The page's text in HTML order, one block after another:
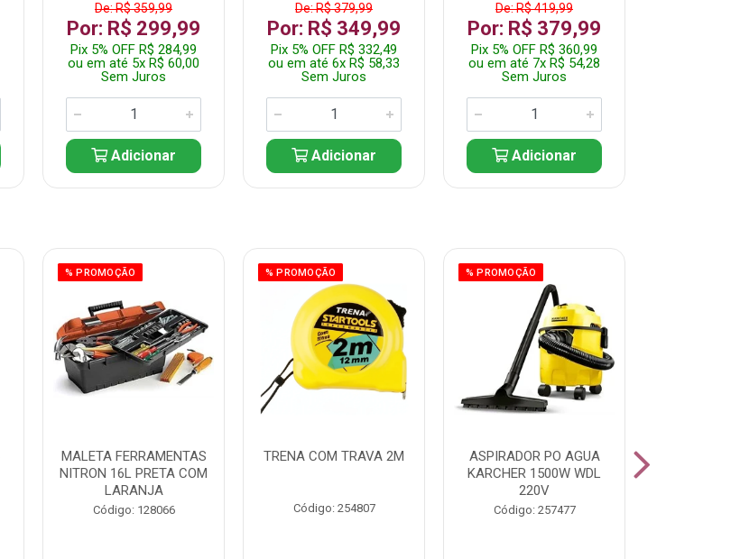
De: R$ 359,99
Por: R$ 299,99
Pix 5% OFF R$ 284,99
ou em até 5x R$ 60,00
Sem Juros
Adicionar
De: R$ 379,99
Por: R$ 349,99
Pix 5% OFF R$ 332,49
ou em até 6x R$ 58,33
Sem Juros
Adicionar
De: R$ 419,99
Por: R$ 379,99
Pix 5% OFF R$ 360,99
ou em até 7x R$ 54,28
Sem Juros
Adicionar
% PROMOÇÃO
MALETA FERRAMENTAS
NITRON 16L PRETA COM
LARANJA
Código: 128066
% PROMOÇÃO
TRENA COM TRAVA 2M
Código: 254807
% PROMOÇÃO
ASPIRADOR PO AGUA
KARCHER 1500W WDL
220V
Código: 257477